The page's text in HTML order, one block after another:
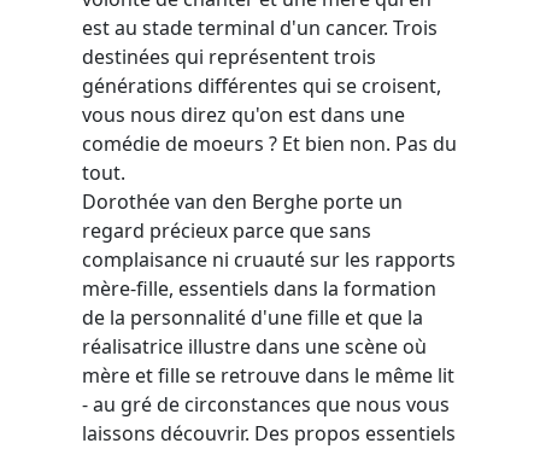
est au stade terminal d'un cancer. Trois
destinées qui représentent trois
générations différentes qui se croisent,
vous nous direz qu'on est dans une
comédie de moeurs ? Et bien non. Pas du
tout.
Dorothée van den Berghe porte un
regard précieux parce que sans
complaisance ni cruauté sur les rapports
mère-fille, essentiels dans la formation
de la personnalité d'une fille et que la
réalisatrice illustre dans une scène où
mère et fille se retrouve dans le même lit
- au gré de circonstances que nous vous
laissons découvrir. Des propos essentiels